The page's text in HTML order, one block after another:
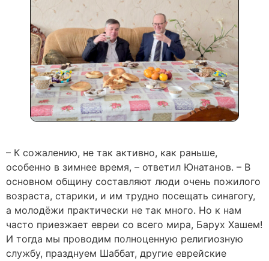
– К сожалению, не так активно, как раньше,
особенно в зимнее время, – ответил Юнатанов. – В
основном общину составляют люди очень пожилого
возраста, старики, и им трудно посещать синагогу,
а молодёжи практически не так много. Но к нам
часто приезжает евреи со всего мира, Барух Хашем!
И тогда мы проводим полноценную религиозную
службу, празднуем Шаббат, другие еврейские